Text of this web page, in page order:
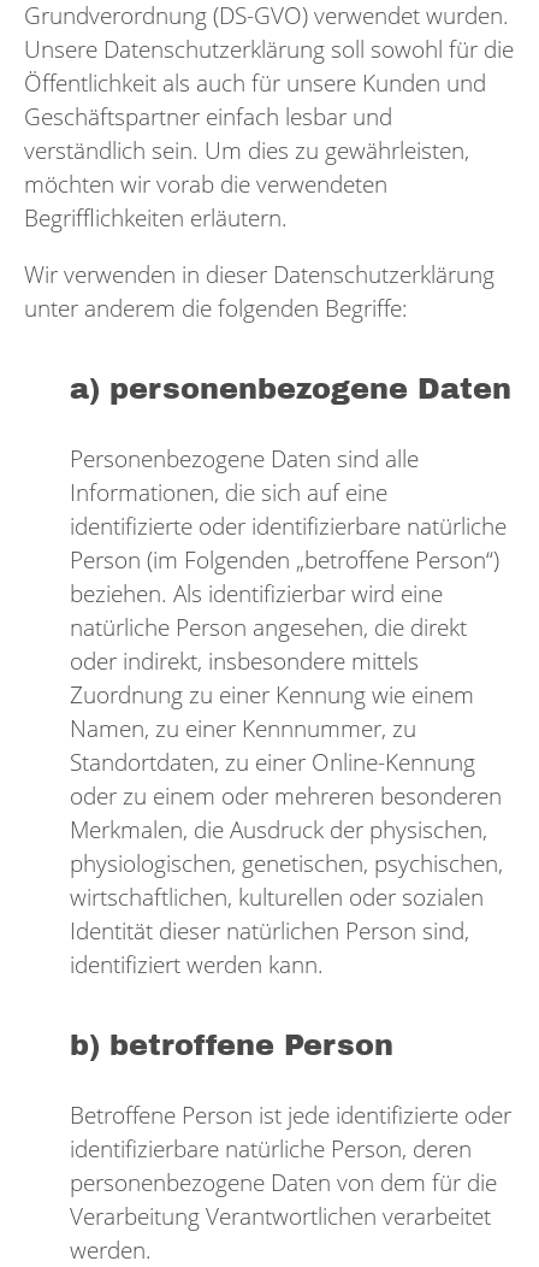
Grundverordnung (DS-GVO) verwendet wurden.
Unsere Datenschutzerklärung soll sowohl für die
Öffentlichkeit als auch für unsere Kunden und
Geschäftspartner einfach lesbar und
verständlich sein. Um dies zu gewährleisten,
möchten wir vorab die verwendeten
Begrifflichkeiten erläutern.
Wir verwenden in dieser Datenschutzerklärung
unter anderem die folgenden Begriffe:
a) personenbezogene Daten
Personenbezogene Daten sind alle
Informationen, die sich auf eine
identifizierte oder identifizierbare natürliche
Person (im Folgenden „betroffene Person“)
beziehen. Als identifizierbar wird eine
natürliche Person angesehen, die direkt
oder indirekt, insbesondere mittels
Zuordnung zu einer Kennung wie einem
Namen, zu einer Kennnummer, zu
Standortdaten, zu einer Online-Kennung
oder zu einem oder mehreren besonderen
Merkmalen, die Ausdruck der physischen,
physiologischen, genetischen, psychischen,
wirtschaftlichen, kulturellen oder sozialen
Identität dieser natürlichen Person sind,
identifiziert werden kann.
b) betroffene Person
Betroffene Person ist jede identifizierte oder
identifizierbare natürliche Person, deren
personenbezogene Daten von dem für die
Verarbeitung Verantwortlichen verarbeitet
werden.